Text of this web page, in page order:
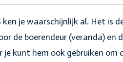
ken je waarschijnlijk al. Het is
de boerendeur (veranda) en
je kunt hem ook gebruiken om